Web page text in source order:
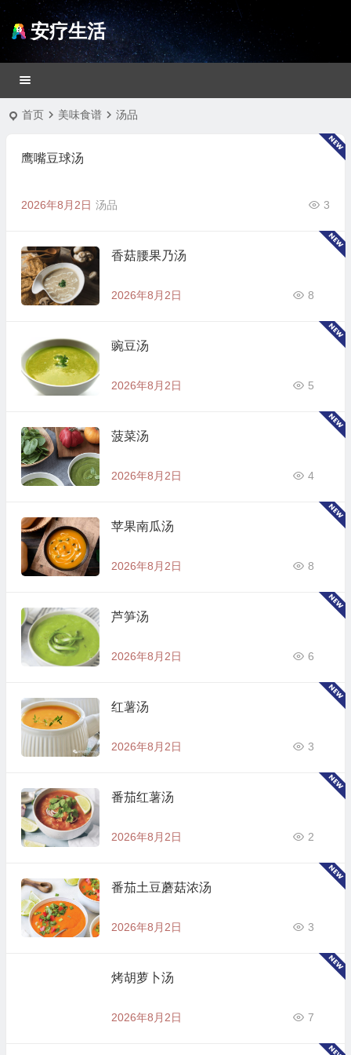
安疗生活
首页 美味食谱 汤品
鹰嘴豆球汤
2026年8月2日 汤品 3
香菇腰果乃汤
2026年8月2日 8
豌豆汤
2026年8月2日 5
菠菜汤
2026年8月2日 4
苹果南瓜汤
2026年8月2日 8
芦笋汤
2026年8月2日 6
红薯汤
2026年8月2日 3
番茄红薯汤
2026年8月2日 2
番茄土豆蘑菇浓汤
2026年8月2日 3
烤胡萝卜汤
2026年8月2日 7